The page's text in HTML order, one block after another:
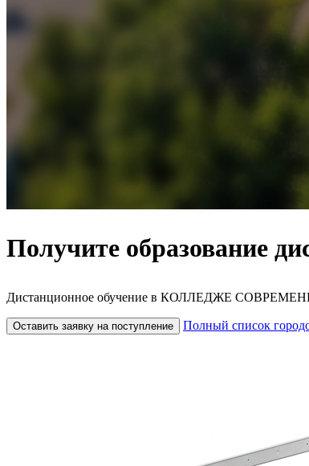
Получите образование
Дистанционное обучение в КОЛЛЕДЖЕ
Оставить заявку на поступление Полный список